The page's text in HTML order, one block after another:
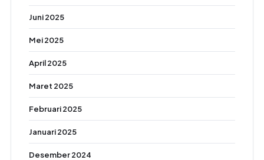
Juni 2025
Mei 2025
April 2025
Maret 2025
Februari 2025
Januari 2025
Desember 2024